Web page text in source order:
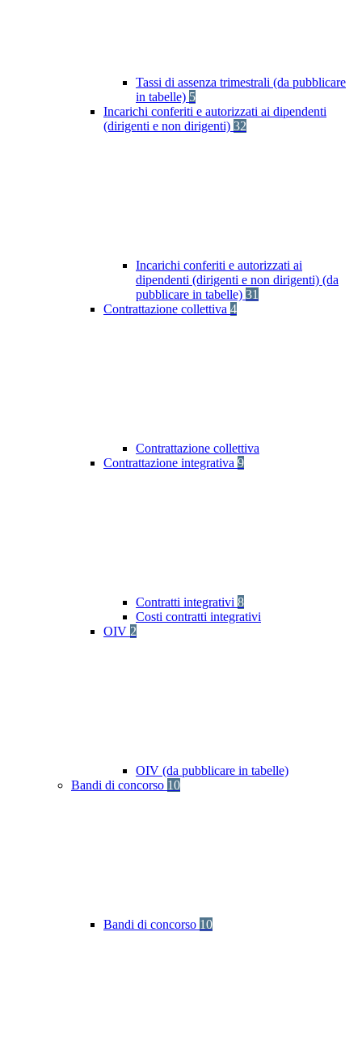
Tassi di assenza trimestrali (da pubblicare
in tabelle) 5
Incarichi conferiti e autorizzati ai dipendenti
(dirigenti e non dirigenti) 32
Incarichi conferiti e autorizzati ai
dipendenti (dirigenti e non dirigenti) (da
pubblicare in tabelle) 31
Contrattazione collettiva 4
Contrattazione collettiva
Contrattazione integrativa 9
Contratti integrativi 8
Costi contratti integrativi
OIV 2
OIV (da pubblicare in tabelle)
Bandi di concorso 10
Bandi di concorso 10